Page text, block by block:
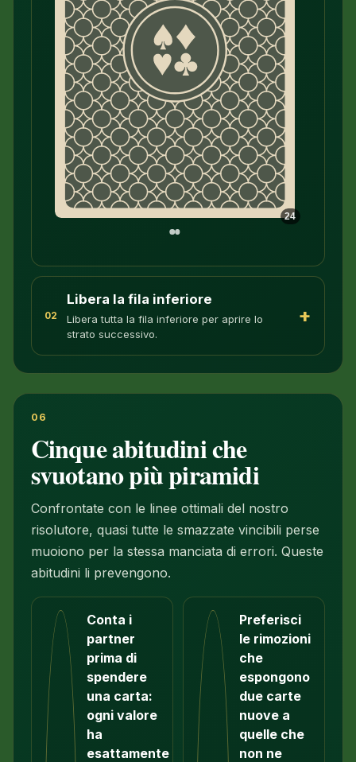
24
02
Libera la fila inferiore
Libera tutta la fila inferiore per aprire lo
strato successivo.
+
06
Cinque abitudini che
svuotano più piramidi
Confrontate con le linee ottimali del nostro
risolutore, quasi tutte le smazzate vincibili perse
muoiono per la stessa manciata di errori. Queste
abitudini li prevengono.
Conta i
partner
prima di
spendere
una carta:
ogni valore
ha
esattamente
Preferisci
le rimozioni
che
espongono
due carte
nuove a
quelle che
non ne